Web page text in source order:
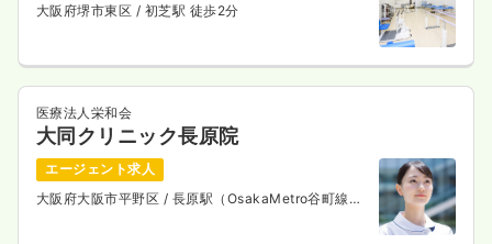
一時募集休止
給与 26.0
時間 9:00～17:15
4週8休以上
月給26万円以上可
気になる 詳細を見る
大阪府堺市東区 / 初芝駅 徒歩2分
医療法人栄和会
大同クリニック長原院
エージェント求人
大阪府大阪市平野区 / 長原駅（OsakaMetro谷町線）